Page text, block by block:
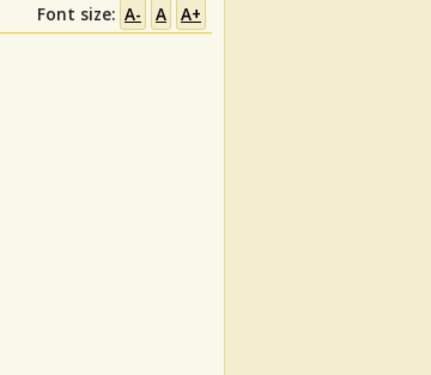
Font size: A- A A+